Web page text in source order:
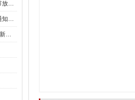
2026年上海维特锐五一劳动节放假通知
2026年上海维特锐春节放假通知及调班安排
2026德国HYDAC贺德克产品新到一批现货